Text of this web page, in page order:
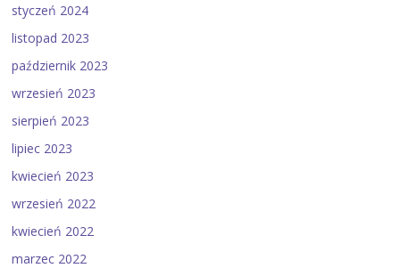
styczeń 2024
listopad 2023
październik 2023
wrzesień 2023
sierpień 2023
lipiec 2023
kwiecień 2023
wrzesień 2022
kwiecień 2022
marzec 2022